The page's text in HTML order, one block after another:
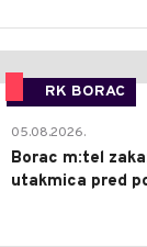
RK BORAC
05.08.2026.
Borac m:tel
utakmica pred